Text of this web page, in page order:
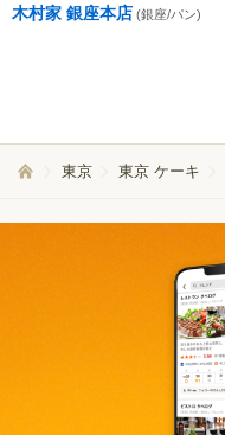
木村家 銀座本店 (銀座/パン)
東京 東京 ケーキ